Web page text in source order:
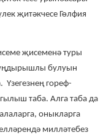
җитәкчесе Гөлфия
җисеменә туры
уңдырышлы булуын
Үзегезнең гореф-
таба. Алга таба да
оныкларга
милләтебез